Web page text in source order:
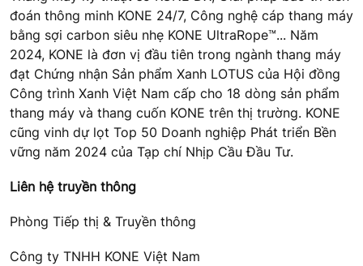
đoán thông minh KONE 24/7, Công nghệ cáp thang máy
bằng sợi carbon siêu nhẹ KONE UltraRope™... Năm
2024, KONE là đơn vị đầu tiên trong ngành thang máy
đạt Chứng nhận Sản phẩm Xanh LOTUS của Hội đồng
Công trình Xanh Việt Nam cấp cho 18 dòng sản phẩm
thang máy và thang cuốn KONE trên thị trường. KONE
cũng vinh dự lọt Top 50 Doanh nghiệp Phát triển Bền
vững năm 2024 của Tạp chí Nhịp Cầu Đầu Tư.
Liên hệ truyền thông
Phòng Tiếp thị & Truyền thông
Công ty TNHH KONE Việt Nam